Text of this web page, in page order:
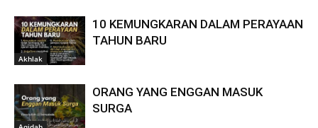
Akhlak
10 KEMUNGKARAN DALAM PERAYAAN
TAHUN BARU
ORANG YANG ENGGAN MASUK
SURGA